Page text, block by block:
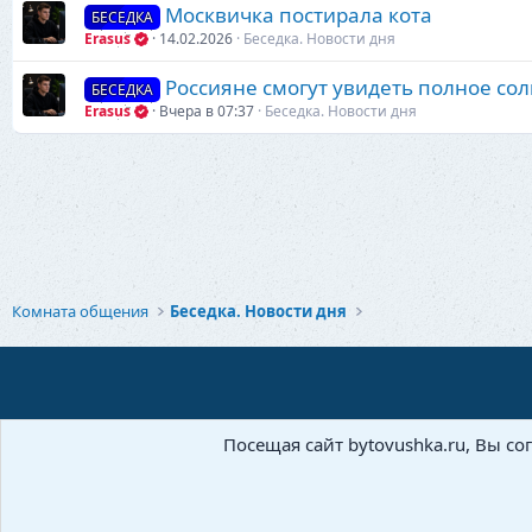
БЕСЕДКА Москвичка постирала кота
Erasus 14.02.2026 Беседка. Новости дня
БЕСЕДКА Россияне смогут увидеть полное
Erasus Вчера в 07:37 Беседка. Новости дня
Комната общения Беседка. Новости дня
Посещая сайт bytovushka.ru, Вы